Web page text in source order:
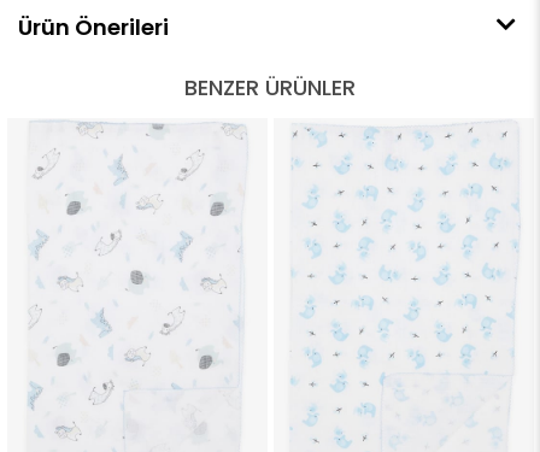
Ürün Önerileri
BENZER ÜRÜNLER